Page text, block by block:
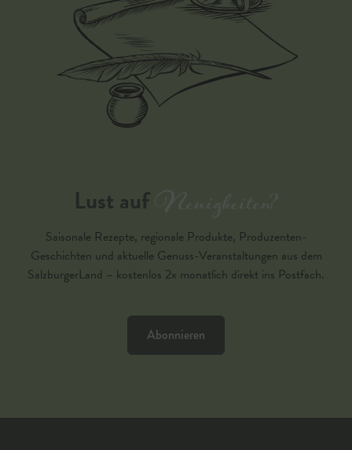
Lust aufNeuigkeiten?
Saisonale Rezepte, regionale Produkte, Produzenten-
Geschichten und aktuelle Genuss-Veranstaltungen aus dem
SalzburgerLand – kostenlos 2x monatlich direkt ins Postfach.
Abonnieren